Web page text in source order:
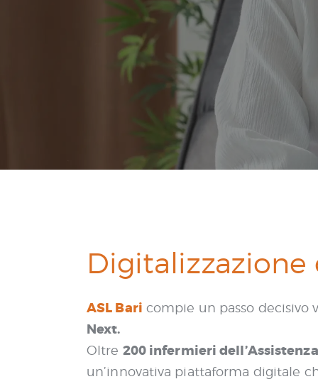
ASL Bari compie un passo decisivo
Next.
Oltre 200 infermieri
un’innovativa piattaforma digitale